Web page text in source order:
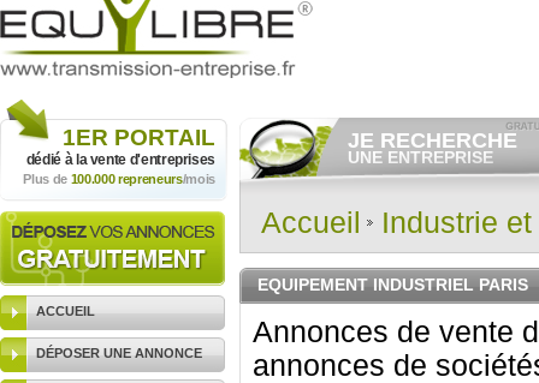
1ER PORTAIL
dédié à la vente d'entreprises
Plus de 100.000 repreneurs/mois
ACCUEIL
DÉPOSER UNE ANNONCE
JE RECHERCHE
UNE ENTREPRISE
Consulter gratuitementles
vendre.
Et/ou déposergratuitement
RECHERCHER UNE
ANNONCE
Accueil Industrie
EQUIPEMENT INDUSTRIEL PARIS
Annonces de vente
annonces de